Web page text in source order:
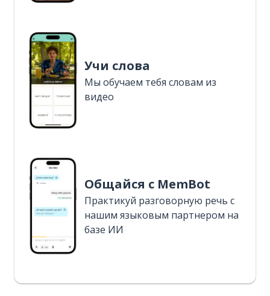
Учи слова
Мы обучаем тебя словам из
видео
Общайся с MemBot
Практикуй разговорную речь с
нашим языковым партнером на
базе ИИ